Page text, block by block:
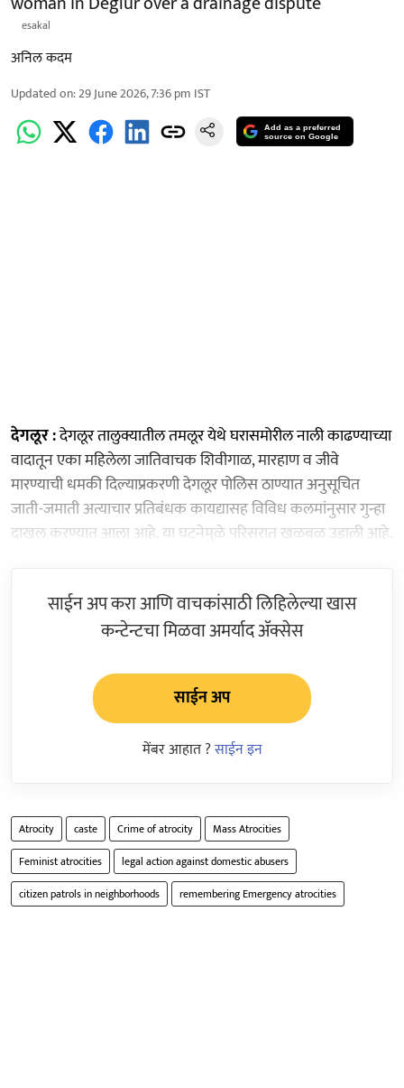
esakal
अनिल कदम
Updated on:29 June 2026, 7:36 pm IST
Add as a preferred
source on Google
देगलूर :देगलूर तालुक्यातील तमलूर येथे घरासमोरील नाली काढण्याच्या
वादातून एका महिलेला जातिवाचक शिवीगाळ, मारहाण व जीवे
मारण्याची धमकी दिल्याप्रकरणी देगलूर पोलिस ठाण्यात अनुसूचित
जाती-जमाती अत्याचार प्रतिबंधक कायद्यासह विविध कलमांनुसार गुन्हा
दाखल करण्यात आला आहे. या घटनेमुळे परिसरात खळबळ उडाली आहे.
साईन अप करा आणि वाचकांसाठी लिहिलेल्या खास
कन्टेन्टचा मिळवा अमर्याद ॲक्सेस
साईन अप
मेंबर आहात ?साईन इन
Atrocity caste Crime of atrocity
Mass Atrocities
Feminist atrocities
legal action against domestic abusers
citizen patrols in neighborhoods
remembering Emergency atrocities